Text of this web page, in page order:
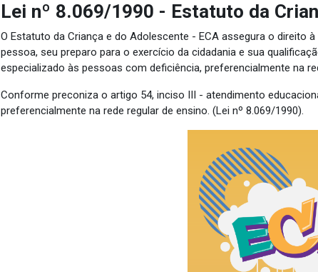
Lei nº 8.069/1990 - Estatuto da
O Estatuto da Criança e do Adolescente - ECA assegura o direito
pessoa, seu preparo para o exercício da cidadania e sua
especializado às pessoas com deficiência, preferencialmente na
Conforme preconiza o artigo 54, inciso III - atendimento
preferencialmente na rede regular de ensino. (Lei nº 8.069/1990).